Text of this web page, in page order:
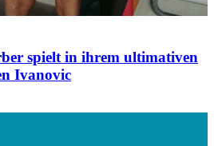
spielt in ihrem ultimativen
Ivanovic